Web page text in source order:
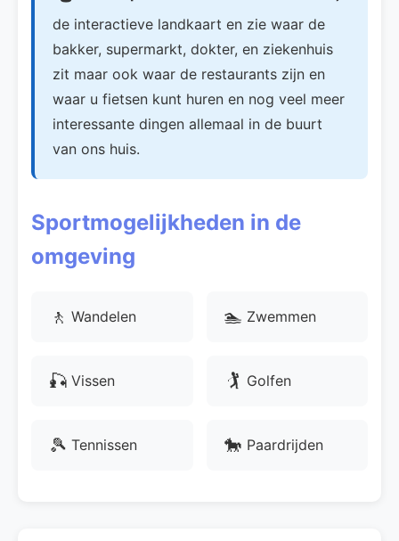
de interactieve landkaart en zie waar de
bakker, supermarkt, dokter, en ziekenhuis
zit maar ook waar de restaurants zijn en
waar u fietsen kunt huren en nog veel meer
interessante dingen allemaal in de buurt
van ons huis.
Sportmogelijkheden in de
omgeving
🚶 Wandelen 🏊 Zwemmen
🎣 Vissen 🏌 Golfen
🎾 Tennissen 🐎 Paardrijden